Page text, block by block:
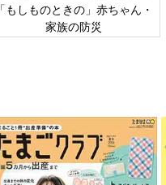
「もしものときの」赤ちゃん・
家族の防災